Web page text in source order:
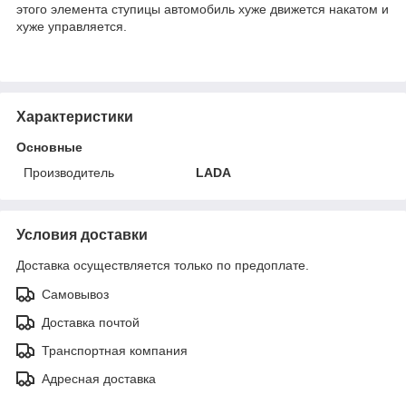
этого элемента ступицы автомобиль хуже движется накатом и
хуже управляется.
Характеристики
Основные
Производитель
LADA
Условия доставки
Доставка осуществляется только по предоплате.
Самовывоз
Доставка почтой
Транспортная компания
Адресная доставка